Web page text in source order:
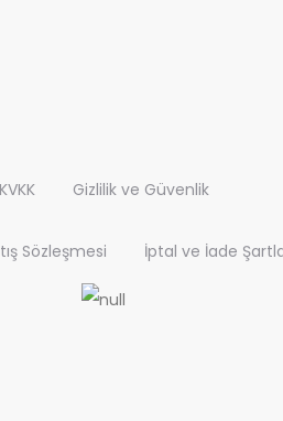
KVKK Gizlilik ve Güvenlik
Sözleşmesi İptal ve İade